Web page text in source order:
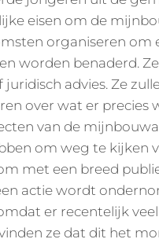
eisen om de
organiseren om
worden benaderd.
advies. Ze
over wat er precies
van de
om weg te kijken
met een breed
actie wordt
er recentelijk veel
ze dat dit het